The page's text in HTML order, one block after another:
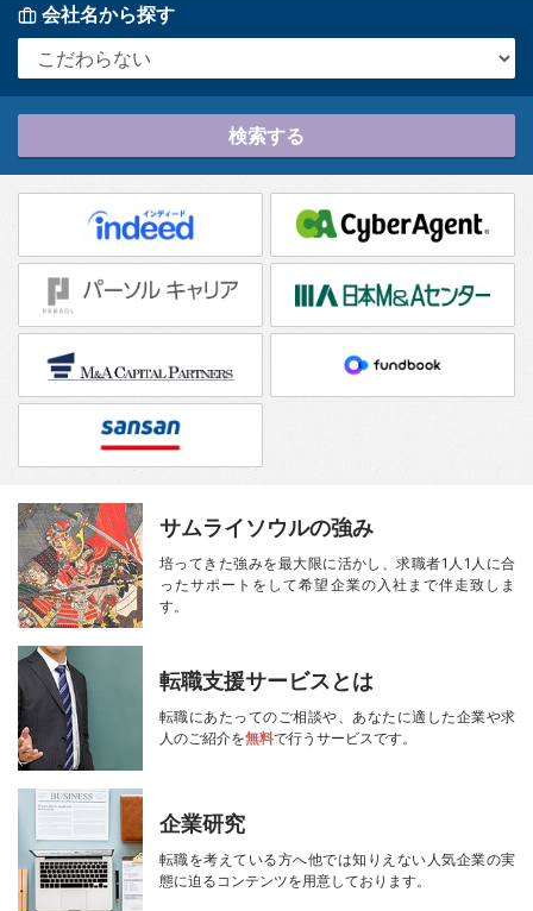
会社名から探す
検索する
サムライソウルの強み
培ってきた強みを最大限に活かし、求職者1人1人に合
ったサポートをして希望企業の入社まで伴走致しま
す。
転職支援サービスとは
転職にあたってのご相談や、あなたに適した企業や求
人のご紹介を無料で行うサービスです。
企業研究
転職を考えている方へ他では知りえない人気企業の実
態に迫るコンテンツを用意しております。